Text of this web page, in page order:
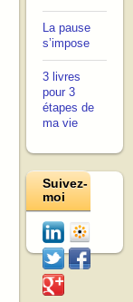
La pause
s’impose
3 livres
pour 3
étapes de
ma vie
Suivez-
moi